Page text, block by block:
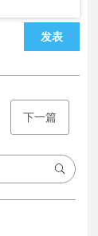
发表
下一篇